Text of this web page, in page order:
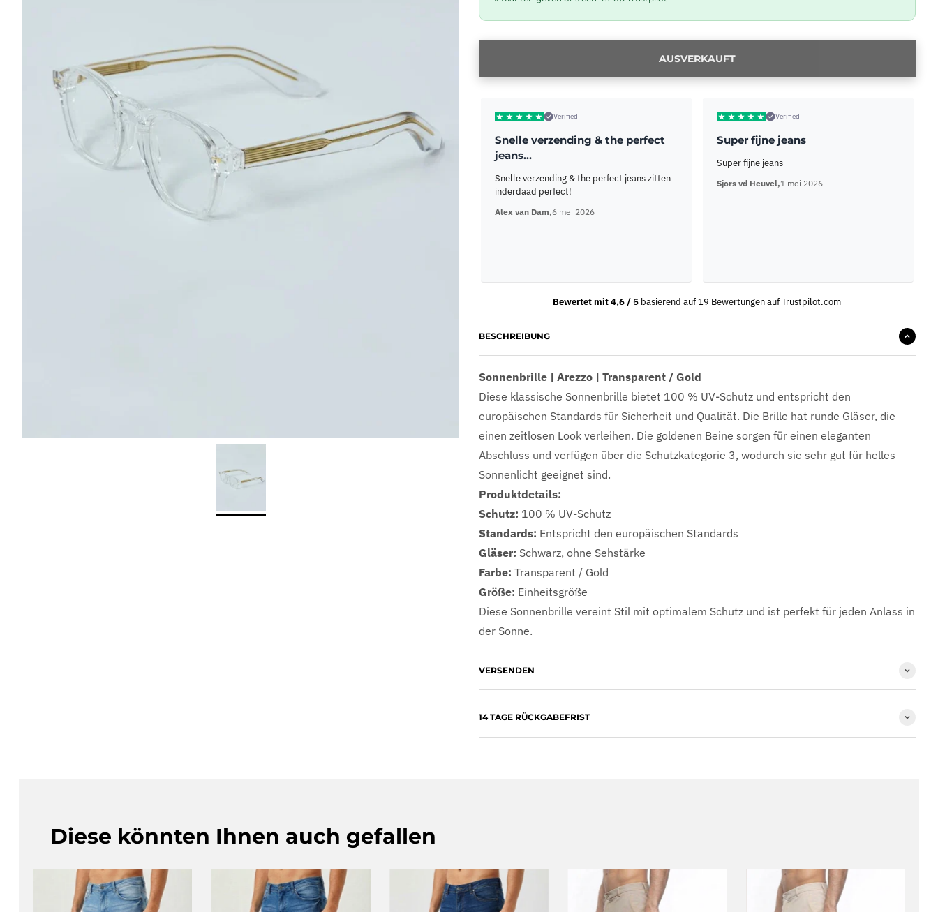
AUSVERKAUFT
Verified
Snelle verzending & the perfect
jeans…
Snelle verzending & the perfect jeans zitten
inderdaad perfect!
Alex van Dam,6 mei 2026
Verified
Super fijne jeans
Super fijne jeans
Sjors vd Heuvel,1 mei 2026
Bewertet mit 4,6 / 5 basierend auf 19 Bewertungen aufTrustpilot.com
BESCHREIBUNG
Sonnenbrille | Arezzo | Transparent / Gold
Diese klassische Sonnenbrille bietet 100 % UV-Schutz und entspricht den
europäischen Standards für Sicherheit und Qualität. Die Brille hat runde Gläser, die
einen zeitlosen Look verleihen. Die goldenen Beine sorgen für einen eleganten
Abschluss und verfügen über die Schutzkategorie 3, wodurch sie sehr gut für helles
Sonnenlicht geeignet sind.
Produktdetails:
Schutz: 100 % UV-Schutz
Standards: Entspricht den europäischen Standards
Gläser: Schwarz, ohne Sehstärke
Farbe: Transparent / Gold
Größe: Einheitsgröße
Diese Sonnenbrille vereint Stil mit optimalem Schutz und ist perfekt für jeden Anlass in
der Sonne.
VERSENDEN
14 TAGE RÜCKGABEFRIST
Diese könnten Ihnen auch gefallen